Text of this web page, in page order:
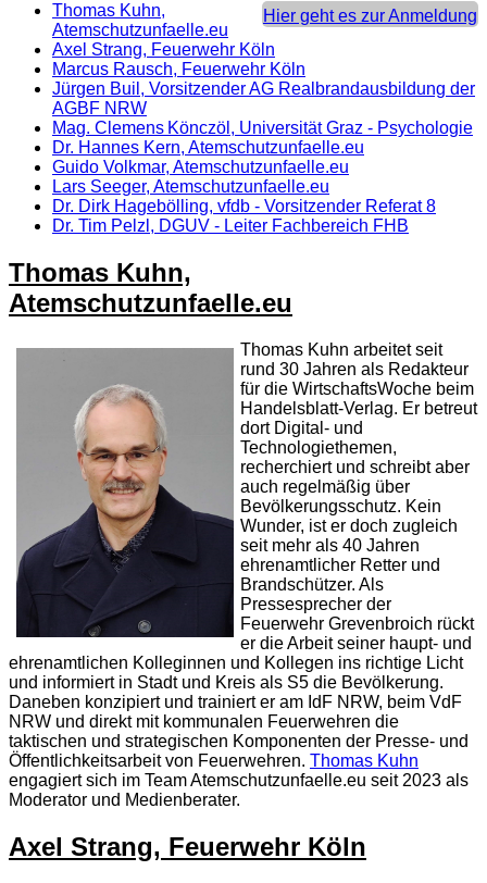
Hier geht es zur Anmeldung
Thomas Kuhn,
Atemschutzunfaelle.eu
Axel Strang, Feuerwehr Köln
Marcus Rausch, Feuerwehr Köln
Jürgen Buil, Vorsitzender AG Realbrandausbildung der
AGBF NRW
Mag. Clemens Könczöl, Universität Graz - Psychologie
Dr. Hannes Kern, Atemschutzunfaelle.eu
Guido Volkmar, Atemschutzunfaelle.eu
Lars Seeger, Atemschutzunfaelle.eu
Dr. Dirk Hagebölling, vfdb - Vorsitzender Referat 8
Dr. Tim Pelzl, DGUV - Leiter Fachbereich FHB
Thomas Kuhn,
Atemschutzunfaelle.eu
Thomas Kuhn arbeitet seit
rund 30 Jahren als Redakteur
für die WirtschaftsWoche beim
Handelsblatt-Verlag. Er betreut
dort Digital- und
Technologiethemen,
recherchiert und schreibt aber
auch regelmäßig über
Bevölkerungsschutz. Kein
Wunder, ist er doch zugleich
seit mehr als 40 Jahren
ehrenamtlicher Retter und
Brandschützer. Als
Pressesprecher der
Feuerwehr Grevenbroich rückt
er die Arbeit seiner haupt- und
ehrenamtlichen Kolleginnen und Kollegen ins richtige Licht
und informiert in Stadt und Kreis als S5 die Bevölkerung.
Daneben konzipiert und trainiert er am IdF NRW, beim VdF
NRW und direkt mit kommunalen Feuerwehren die
taktischen und strategischen Komponenten der Presse- und
Öffentlichkeitsarbeit von Feuerwehren. Thomas Kuhn
engagiert sich im Team Atemschutzunfaelle.eu seit 2023 als
Moderator und Medienberater.
Axel Strang, Feuerwehr Köln